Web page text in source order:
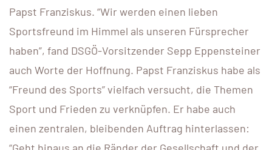
Papst Franziskus. “Wir werden einen lieben
Sportsfreund im Himmel als unseren Fürsprecher
haben”, fand DSGÖ-Vorsitzender Sepp Eppensteiner
auch Worte der Hoffnung. Papst Franziskus habe als
“Freund des Sports” vielfach versucht, die Themen
Sport und Frieden zu verknüpfen. Er habe auch
einen zentralen, bleibenden Auftrag hinterlassen: